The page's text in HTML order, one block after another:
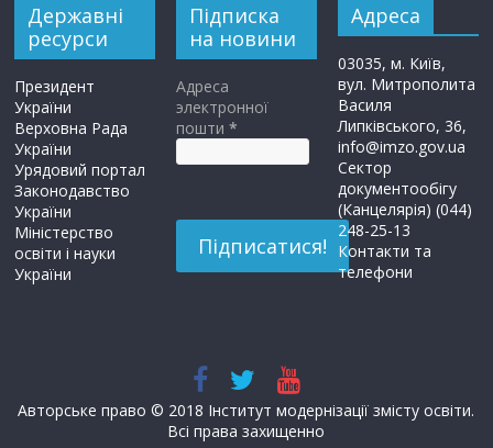
Державні
ресурси
Президент
України
Верховна Рада
України
Урядовий портал
Законодавство
України
Міністерство
освіти і науки
України
Підписка
на новини
Адреса
электронної
пошти*
Адреса
03035, м. Київ,
вул. Митрополита
Василя
Липківського, 36,
info@imzo.gov.ua
Сектор
документообігу
(Канцелярія) (044)
248-25-13
Контакти та
телефони
Авторське право © 2018 Інститут модернізації змісту освіти.
Всі права захищенно